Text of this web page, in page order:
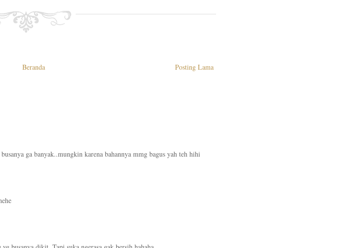
Posting Lama
Beranda
ga banyak..mungkin karena bahannya mmg bagus yah teh hihi